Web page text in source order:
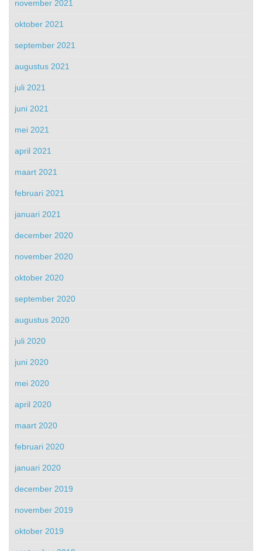
november 2021
oktober 2021
september 2021
augustus 2021
juli 2021
juni 2021
mei 2021
april 2021
maart 2021
februari 2021
januari 2021
december 2020
november 2020
oktober 2020
september 2020
augustus 2020
juli 2020
juni 2020
mei 2020
april 2020
maart 2020
februari 2020
januari 2020
december 2019
november 2019
oktober 2019